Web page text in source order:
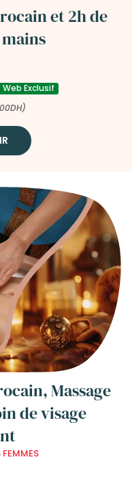
et 2h de
mains
Web Exclusif
Massage
de visage
FEMMES